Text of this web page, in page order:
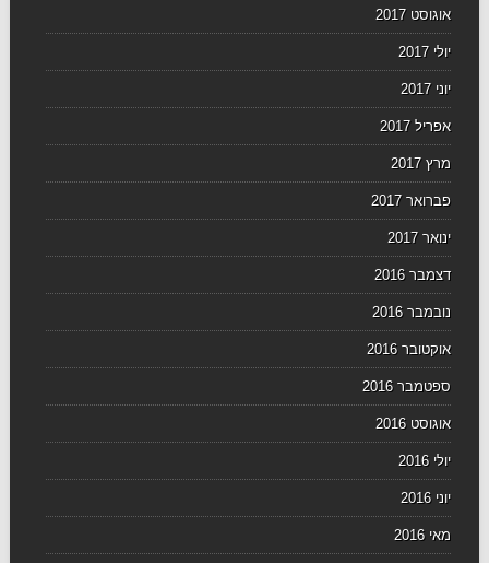
אוגוסט 2017
יולי 2017
יוני 2017
אפריל 2017
מרץ 2017
פברואר 2017
ינואר 2017
דצמבר 2016
נובמבר 2016
אוקטובר 2016
ספטמבר 2016
אוגוסט 2016
יולי 2016
יוני 2016
מאי 2016